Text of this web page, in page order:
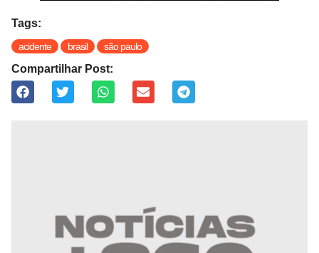
Tags:
acidente brasil são paulo
Compartilhar Post: